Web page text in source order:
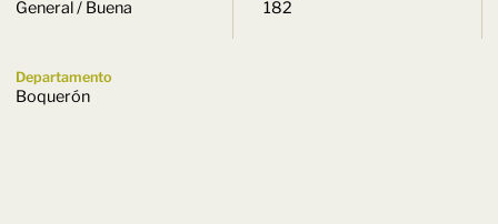
General / Buena 182
Departamento
Boquerón